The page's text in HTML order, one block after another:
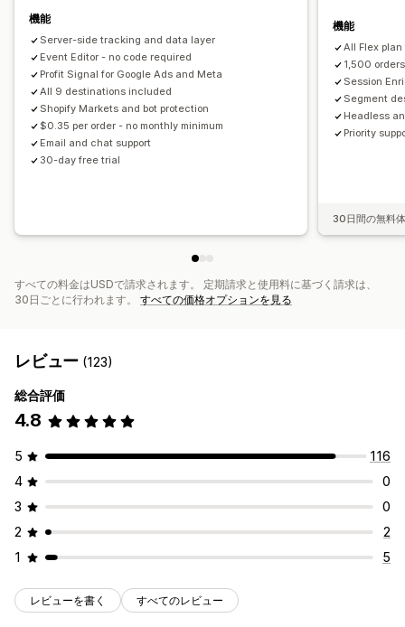
機能
Server-side tracking and data layer
Event Editor - no code required
Profit Signal for Google Ads and Meta
All 9 destinations included
Shopify Markets and bot protection
$0.35 per order - no monthly minimum
Email and chat support
30-day free trial
機能
All Flex
1,500
Session
Segment
Headless
Priority
30日間の無料
すべての料金はUSDで請求されます。 定期請求と使用料に基づく請求は、
30日ごとに行われます。 すべての価格オプションを見る
レビュー (123)
総合評価
4.8
5
116
4
0
3
0
2
2
1
5
レビューを書く すべてのレビュー